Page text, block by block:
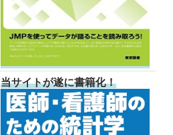
当サイトが遂に書籍化！